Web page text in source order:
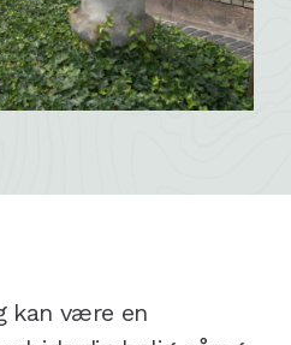
kan være en